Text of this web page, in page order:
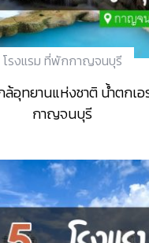
โรงแรม ที่พักกาญจนบุรี
ล้อุทยานแห่งชาติ น้ำตกเ
กาญจนบุรี